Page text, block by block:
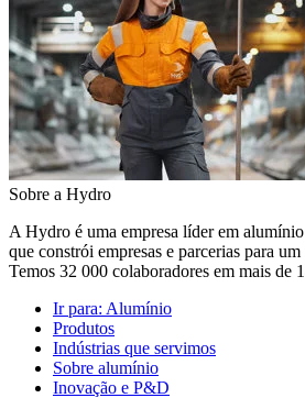
Sobre a Hydro
A Hydro é uma empresa líder em
que constrói empresas e parcerias para
Temos 32 000 colaboradores em mais de
Ir para: Alumínio
Produtos
Indústrias que servimos
Sobre alumínio
Inovação e P&D